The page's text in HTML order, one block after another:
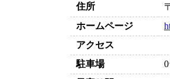
住所
ホームページ
アクセス
駐車場